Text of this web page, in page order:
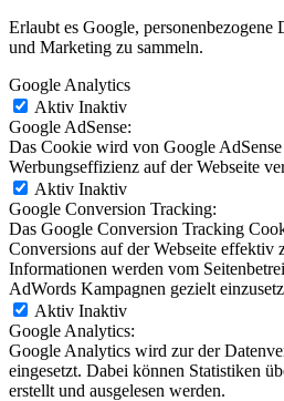
Erlaubt es Google,
und Marketing zu sammeln.
Google Analytics
Aktiv Inaktiv
Google AdSense:
Das Cookie wird von Google
Werbungseffizienz auf der Webseite
Aktiv Inaktiv
Google Conversion Tracking:
Das Google Conversion Tracking
Conversions auf der Webseite effektiv
Informationen werden vom
AdWords Kampagnen gezielt
Aktiv Inaktiv
Google Analytics:
Google Analytics wird zur der
eingesetzt. Dabei können Statistiken
erstellt und ausgelesen werden.